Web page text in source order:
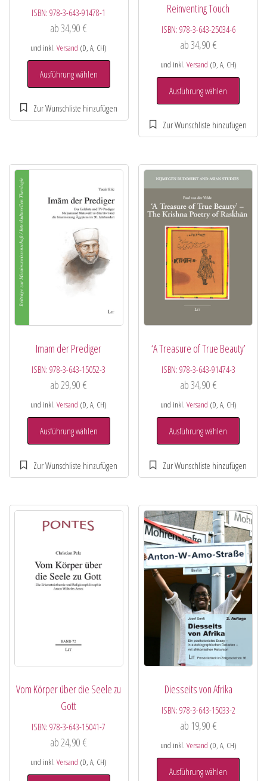
ISBN:978-3-643-91478-1
ab34,90€
und inkl.Versand (D, A, CH)
Ausführung wählen
Reinventing Touch
ISBN: 978-3-643-25034-6
ab34,90 €
und inkl. Versand (D, A, CH)
Ausführung wählen
Imam der Prediger
ISBN:978-3-643-15052-3
ab29,90€
und inkl.Versand (D, A, CH)
Ausführung wählen
‘A Treasure of True Beauty’
ISBN: 978-3-643-91474-3
ab34,90 €
und inkl. Versand (D, A, CH)
Ausführung wählen
Vom Körper über die Seele zu
Gott
ISBN:978-3-643-15041-7
ab 24,90€
und inkl.Versand (D, A, CH)
Diesseits von Afrika
ISBN: 978-3-643-15033-2
ab 19,90 €
und inkl. Versand (D, A, CH)
Ausführung wählen